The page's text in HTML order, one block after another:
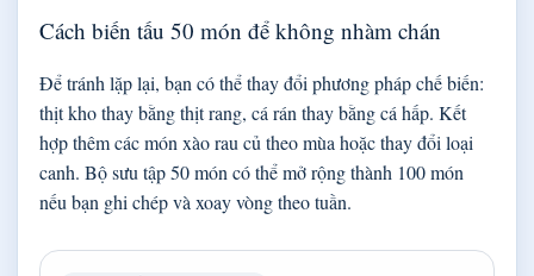
Cách biến tấu 50 món để không nhàm chán
Để tránh lặp lại, bạn có thể thay đổi phương pháp chế biến:
thịt kho thay bằng thịt rang, cá rán thay bằng cá hấp. Kết
hợp thêm các món xào rau củ theo mùa hoặc thay đổi loại
canh. Bộ sưu tập 50 món có thể mở rộng thành 100 món
nếu bạn ghi chép và xoay vòng theo tuần.